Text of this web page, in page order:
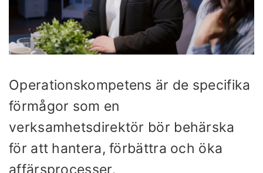
Operationskompetens är de specifika
förmågor som en
verksamhetsdirektör bör behärska
för att hantera, förbättra och öka
affärsprocesser.